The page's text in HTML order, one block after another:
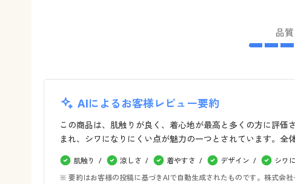
品質
AIによるお客様レビュー要約
この商品は、肌触りが良く、着心地が最高と多くの方に評
まれ、シワになりにくい点が魅力の一つとされています。全
肌触り 涼しさ 着やすさ デザイン
シワ
※ 要約はお客様の投稿に基づきAIで自動生成されたものです。株式会